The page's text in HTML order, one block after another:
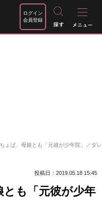
ログイン
会員登録
ょぱ、母娘とも「元彼が少年院」／ダレ
投稿日：2019.05.18 15:45
も「元彼が少年